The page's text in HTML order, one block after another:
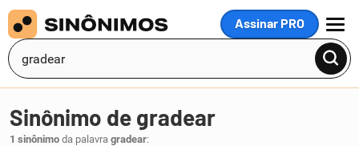
Assinar PRO
MENU
Sinônimo de gradear
1 sinônimo da palavra gradear: